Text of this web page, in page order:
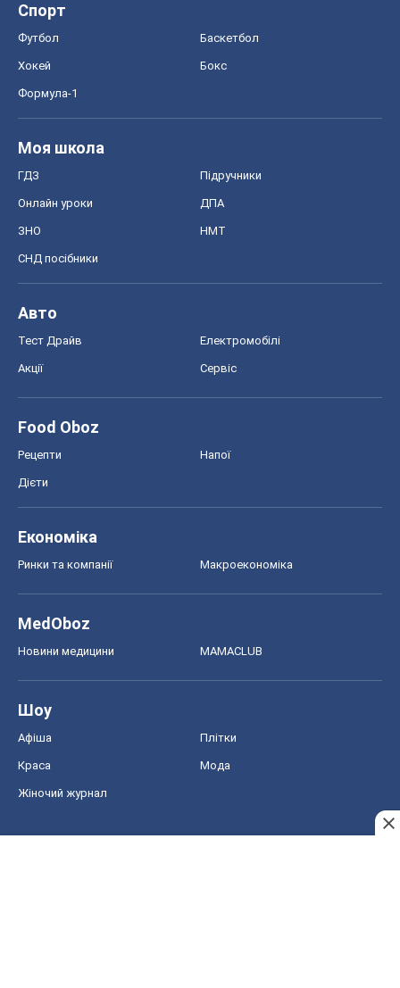
Спорт
Футбол Баскетбол
Хокей Бокс
Формула-1
Моя школа
ГДЗ Підручники
Онлайн уроки ДПА
ЗНО НМТ
СНД посібники
Авто
Тест Драйв Електромобілі
Акції Сервіс
Food Oboz
Рецепти Напої
Дієти
Економіка
Ринки та компанії Макроекономіка
MedOboz
Новини медицини MAMACLUB
Шоу
Афіша Плітки
Краса Мода
Жіночий журнал